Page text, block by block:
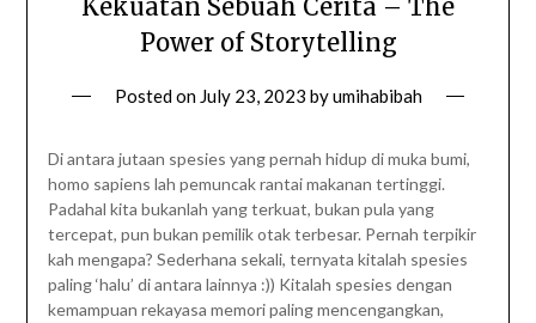
Kekuatan Sebuah Cerita – The
Power of Storytelling
Posted on July 23, 2023 byumihabibah
Di antara jutaan spesies yang pernah hidup di muka bumi,
homo sapiens lah pemuncak rantai makanan tertinggi.
Padahal kita bukanlah yang terkuat, bukan pula yang
tercepat, pun bukan pemilik otak terbesar. Pernah terpikir
kah mengapa? Sederhana sekali, ternyata kitalah spesies
paling ‘halu’ di antara lainnya :)) Kitalah spesies dengan
kemampuan rekayasa memori paling mencengangkan,